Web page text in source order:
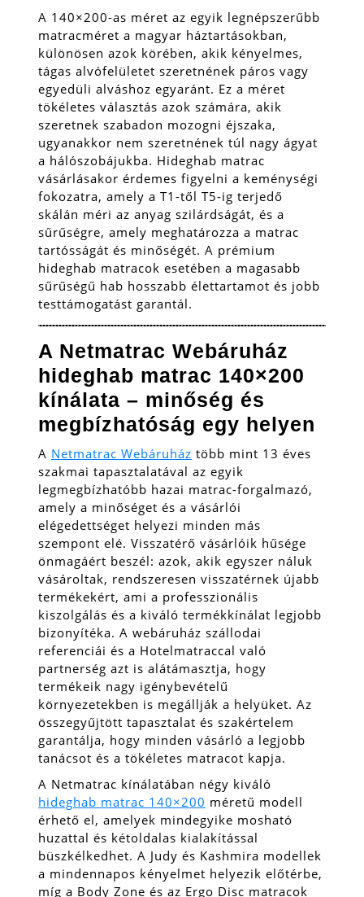
A 140×200-as méret az egyik legnépszerűbb
matracméret a magyar háztartásokban,
különösen azok körében, akik kényelmes,
tágas alvófelületet szeretnének páros vagy
egyedüli alváshoz egyaránt. Ez a méret
tökéletes választás azok számára, akik
szeretnek szabadon mozogni éjszaka,
ugyanakkor nem szeretnének túl nagy ágyat
a hálószobájukba. Hideghab matrac
vásárlásakor érdemes figyelni a keménységi
fokozatra, amely a T1-től T5-ig terjedő
skálán méri az anyag szilárdságát, és a
sűrűségre, amely meghatározza a matrac
tartósságát és minőségét. A prémium
hideghab matracok esetében a magasabb
sűrűségű hab hosszabb élettartamot és jobb
testtámogatást garantál.
A Netmatrac Webáruház
hideghab matrac 140×200
kínálata – minőség és
megbízhatóság egy helyen
A Netmatrac Webáruház több mint 13 éves
szakmai tapasztalatával az egyik
legmegbízhatóbb hazai matrac-forgalmazó,
amely a minőséget és a vásárlói
elégedettséget helyezi minden más
szempont elé. Visszatérő vásárlóik hűsége
önmagáért beszél: azok, akik egyszer náluk
vásároltak, rendszeresen visszatérnek újabb
termékekért, ami a professzionális
kiszolgálás és a kiváló termékkínálat legjobb
bizonyítéka. A webáruház szállodai
referenciái és a Hotelmatraccal való
partnerség azt is alátámasztja, hogy
termékeik nagy igénybevételű
környezetekben is megállják a helyüket. Az
összegyűjtött tapasztalat és szakértelem
garantálja, hogy minden vásárló a legjobb
tanácsot és a tökéletes matracot kapja.
A Netmatrac kínálatában négy kiváló
hideghab matrac 140×200 méretű modell
érhető el, amelyek mindegyike mosható
huzattal és kétoldalas kialakítással
büszkélkedhet. A Judy és Kashmira modellek
a mindennapos kényelmet helyezik előtérbe,
míg a Body Zone és az Ergo Disc matracok